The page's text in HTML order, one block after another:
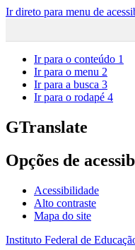
Ir direto para menu de
Ir para o conteúdo 1
Ir para o menu 2
Ir para a busca 3
Ir para o rodapé 4
GTranslate
Opções de
Acessibilidade
Alto contraste
Mapa do site
Instituto Federal de